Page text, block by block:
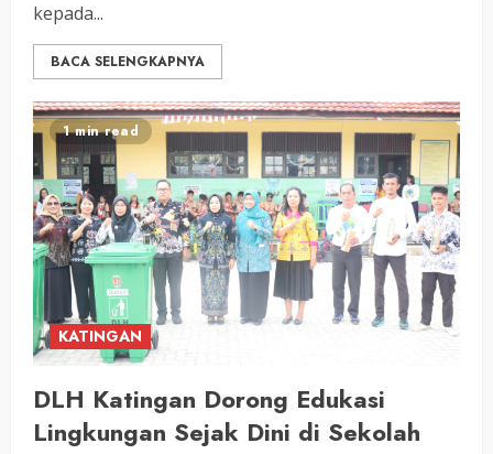
kepada...
BACA SELENGKAPNYA
1 min read
KATINGAN
DLH Katingan Dorong Edukasi
Lingkungan Sejak Dini di Sekolah